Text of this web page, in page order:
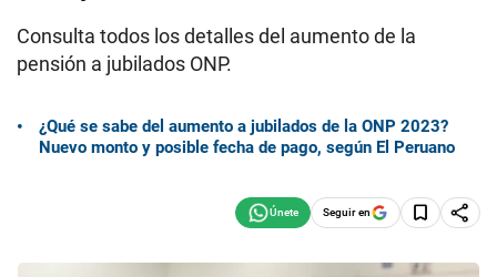
Consulta todos los detalles del aumento de la
pensión a jubilados ONP.
¿Qué se sabe del aumento a jubilados de la ONP 2023?
Nuevo monto y posible fecha de pago, según El Peruano
Seguir en